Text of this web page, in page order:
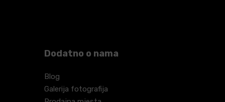
Dodatno o nama
Blog
Galerija fotografija